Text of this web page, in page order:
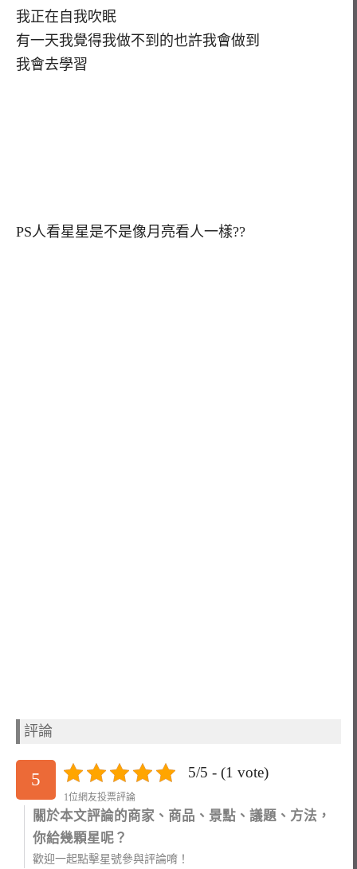
我正在自我吹眠
有一天我覺得我做不到的也許我會做到
我會去學習
PS人看星星是不是像月亮看人一樣??
評論
5 5/5 - (1 vote)
1位網友投票評論
關於本文評論的商家、商品、景點、議題、方法，
你給幾顆星呢？
歡迎一起點擊星號參與評論唷！